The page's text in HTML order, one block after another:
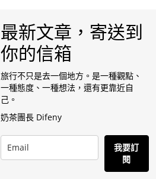
最新文章，寄送到
你的信箱
旅行不只是去一個地方。是一種觀點、
一種態度、一種想法，還有更靠近自
己。
奶茶團長 Difeny
我要訂
閱